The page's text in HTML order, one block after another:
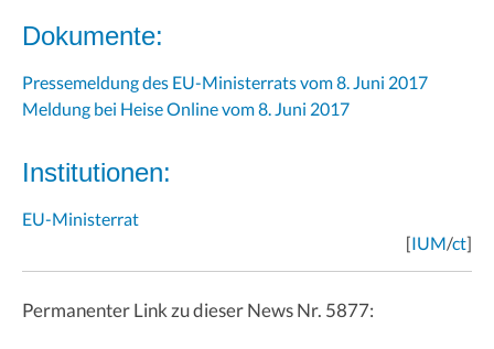
Dokumente:
Pressemeldung des EU-Ministerrats vom 8. Juni 2017
Meldung bei Heise Online vom 8. Juni 2017
Institutionen:
EU-Ministerrat
[IUM/ct]
Permanenter Link zu dieser News Nr. 5877: